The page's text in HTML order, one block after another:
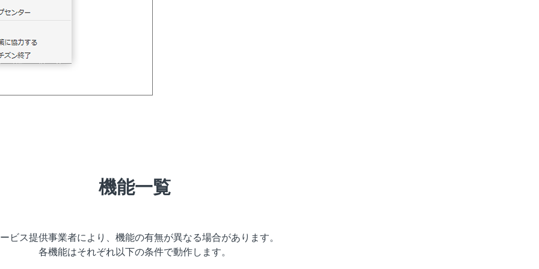
機能一覧
ビス提供事業者により、 機能の有無が異なる場合があります。
各機能はそれぞれ以下の条件で動作します。